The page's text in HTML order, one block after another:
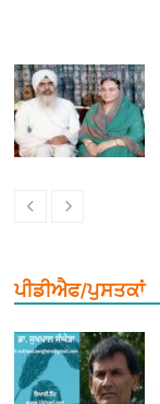
ਪੀਡੀਐਫ/ਪੁਸਤਕਾਂ